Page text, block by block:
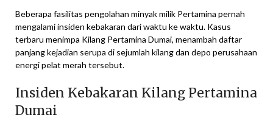
Beberapa fasilitas pengolahan minyak milik Pertamina pernah
mengalami insiden kebakaran dari waktu ke waktu. Kasus
terbaru menimpa Kilang Pertamina Dumai, menambah daftar
panjang kejadian serupa di sejumlah kilang dan depo perusahaan
energi pelat merah tersebut.
Insiden Kebakaran Kilang Pertamina
Dumai